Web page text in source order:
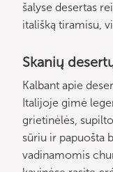
šalyse desertas
itališką tiramisu,
Skanių
Kalbant apie
Italijoje gimė
grietinėlės,
sūriu ir papuošta
vadinamomis